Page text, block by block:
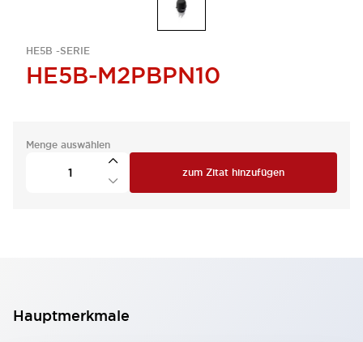
HE5B -SERIE
HE5B-M2PBPN10
Menge auswählen
zum Zitat hinzufügen
Hauptmerkmale